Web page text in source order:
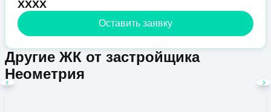
XXXX
Оставить заявку
Другие ЖК от застройщика
Неометрия